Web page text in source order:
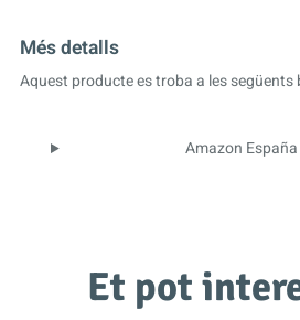
Més detalls
Aquest producte es troba a les
Amazon España
Et pot